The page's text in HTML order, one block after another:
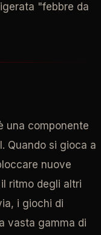
"febbre da
una componente
Quando si gioca a
nuove
ritmo degli altri
i giochi di
vasta gamma di